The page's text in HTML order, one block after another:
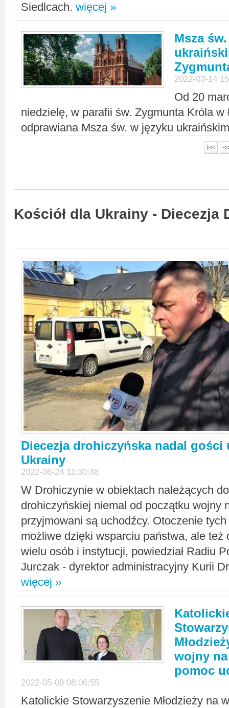
Siedlcach. więcej »
Msza
2022-03-14
Od 20
niedzielę, w parafii św. Zygmunta Króla w
odprawiana Msza św. w języku
|<< <<
Kościół dla Ukrainy - Diecezja
Diecezja drohiczyńska nadal gości
Ukrainy
2022-06-24 11:30:48
W Drohiczynie w obiektach należących
drohiczyńskiej niemal od początku wojny
przyjmowani są uchodźcy. Otoczenie
możliwe dzięki wsparciu państwa, ale też
wielu osób i instytucji, powiedział Radiu
Jurczak - dyrektor administracyjny Kurii
więcej »
wojny
pomoc
2022-05-09 08:06:55
Katolickie Stowarzyszenie Młodzieży na